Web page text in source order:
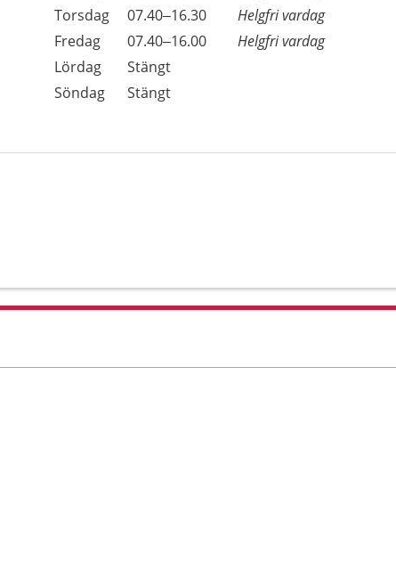
Torsdag
07.40–16.30
Helgfri vardag
Fredag
07.40–16.00
Helgfri vardag
Lördag
Stängt
Söndag
Stängt